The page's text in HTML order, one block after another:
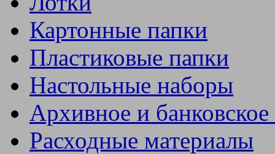
Картонные папки
Пластиковые папки
Настольные наборы
Архивное и
Расходные материалы